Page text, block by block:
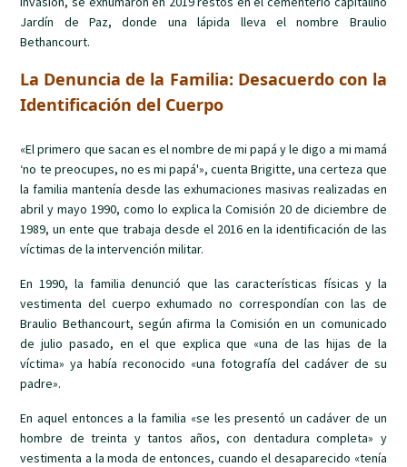
Jardín de Paz, donde una lápida lleva el nombre Braulio
Bethancourt.
La Denuncia de la Familia: Desacuerdo con la
Identificación del Cuerpo
«El primero que sacan es el nombre de mi papá y le digo a mi mamá
‘no te preocupes, no es mi papá'», cuenta Brigitte, una certeza que
la familia mantenía desde las exhumaciones masivas realizadas en
abril y mayo 1990, como lo explica la Comisión 20 de diciembre de
1989, un ente que trabaja desde el 2016 en la identificación de las
víctimas de la intervención militar.
En 1990, la familia denunció que las características físicas y la
vestimenta del cuerpo exhumado no correspondían con las de
Braulio Bethancourt, según afirma la Comisión en un comunicado
de julio pasado, en el que explica que «una de las hijas de la
víctima» ya había reconocido «una fotografía del cadáver de su
padre».
En aquel entonces a la familia «se les presentó un cadáver de un
hombre de treinta y tantos años, con dentadura completa» y
vestimenta a la moda de entonces, cuando el desaparecido «tenía